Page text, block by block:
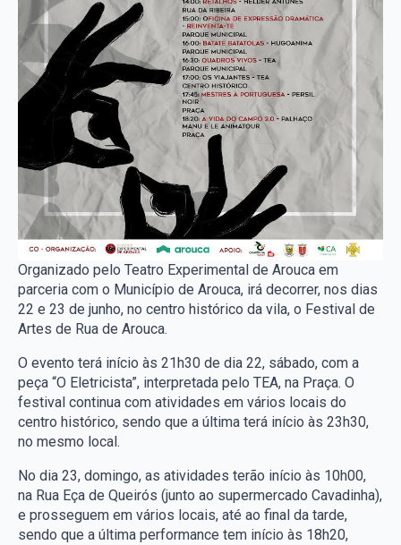
Organizado pelo Teatro Experimental de Arouca em
parceria com o Município de Arouca, irá decorrer, nos dias
22 e 23 de junho, no centro histórico da vila, o Festival de
Artes de Rua de Arouca.
O evento terá início às 21h30 de dia 22, sábado, com a
peça “O Eletricista”, interpretada pelo TEA, na Praça. O
festival continua com atividades em vários locais do
centro histórico, sendo que a última terá início às 23h30,
no mesmo local.
No dia 23, domingo, as atividades terão início às 10h00,
na Rua Eça de Queirós (junto ao supermercado Cavadinha),
e prosseguem em vários locais, até ao final da tarde,
sendo que a última performance tem início às 18h20,